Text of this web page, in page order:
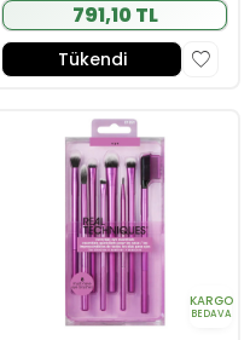
791,10 TL
Tükendi
KARGO
BEDAVA